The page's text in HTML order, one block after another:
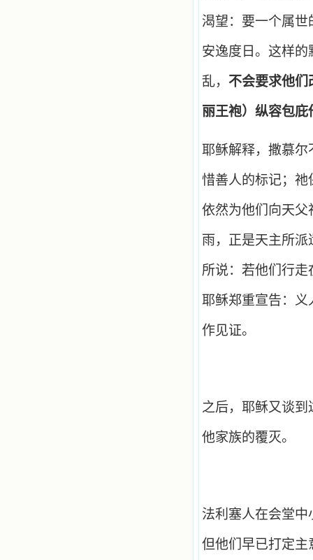
渴望：要一个属
安逸度日。这样
乱， 不会要求他们
丽王袍）纵容包庇
耶稣解释，撒慕尔
惜善人的标记；祂
依然为他们向天父
雨，正是天主所
所说：若他们行
耶稣郑重宣告：义
作见证。
之后，耶稣又谈
他家族的覆灭。
法利塞人在会堂
但他们早已打定